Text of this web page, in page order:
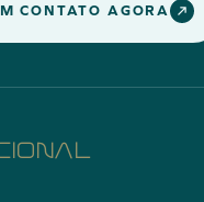
CONTATO AGORA